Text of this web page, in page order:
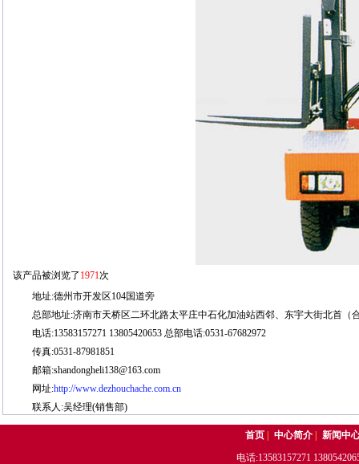
该产品被浏览了 1971次
地址:德州市开发区104国道旁
总部地址:济南市天桥区二环北路太平庄中石化加油站西邻、东宇大街北首（
电话:13583157271 13805420653 总部电话:0531-67682972
传真:0531-87981851
邮箱:shandongheli138@163.com
网址:http://www.dezhouchache.com.cn
联系人:吴经理(销售部)
首页 |中心简介 |新闻中
电话:13583157271